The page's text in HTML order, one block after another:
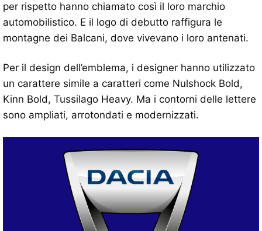
per rispetto hanno chiamato così il loro marchio
automobilistico. E il logo di debutto raffigura le
montagne dei Balcani, dove vivevano i loro antenati.
Per il design dell’emblema, i designer hanno utilizzato
un carattere simile a caratteri come Nulshock Bold,
Kinn Bold, Tussilago Heavy. Ma i contorni delle lettere
sono ampliati, arrotondati e modernizzati.